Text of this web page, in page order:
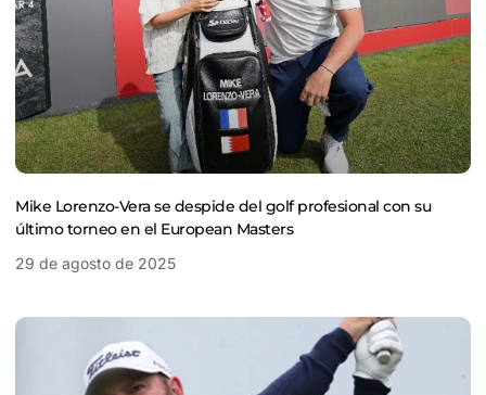
Mike Lorenzo-Vera se despide del golf profesional con su
último torneo en el European Masters
29 de agosto de 2025